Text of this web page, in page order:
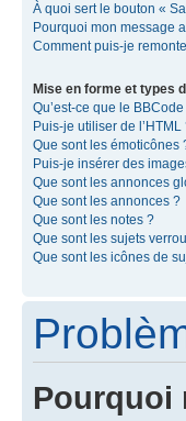
À quoi sert le bouton «
Pourquoi mon message
Comment puis-je
Mise en forme et types
Qu’est-ce que le
Puis-je utiliser de l’HTML
Que sont les émoticônes
Puis-je insérer des
Que sont les annonces
Que sont les annonces ?
Que sont les notes ?
Que sont les sujets
Que sont les icônes de
Pourquoi